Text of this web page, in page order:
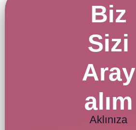
Biz
Sizi
Aray
alım
Aklınıza